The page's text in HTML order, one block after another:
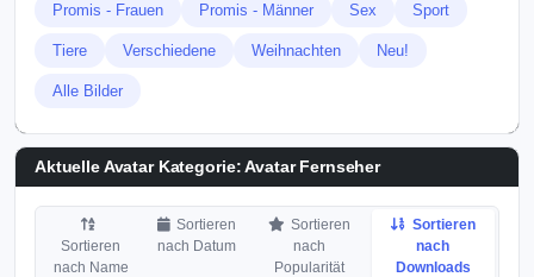
Promis - Frauen Promis - Männer Sex Sport
Tiere Verschiedene Weihnachten Neu!
Alle Bilder
Aktuelle Avatar Kategorie: Avatar Fernseher
Sortieren
nach Name
Sortieren
nach Datum
Sortieren
nach
Popularität
Sortieren
nach
Downloads